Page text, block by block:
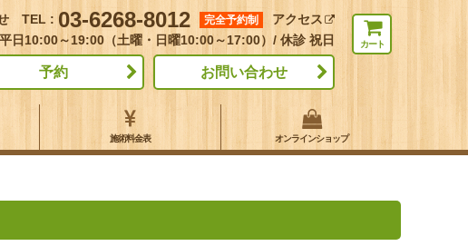
TEL : 03-6268-8012 完全予約制
アクセス
平日10:00～19:00（土曜・日曜10:00～17:00）/ 休診 祝日
予約 お問い合わせ
カート
施術料金表 オンラインショップ